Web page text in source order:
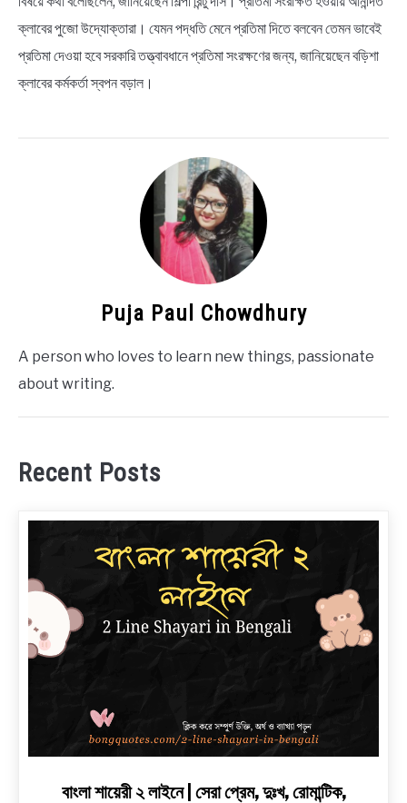
ক্লাবের পুজো উদ্যোক্তারা। যেমন পদ্ধতি মেনে প্রতিমা দিতে বলবেন তেমন ভাবেই
প্রতিমা দেওয়া হবে সরকারি তত্ত্বাবধানে প্রতিমা সংরক্ষণের জন্য, জানিয়েছেন বড়িশা
ক্লাবের কর্মকর্তা স্বপন বড়াল।
Puja Paul Chowdhury
A person who loves to learn new things, passionate
about writing.
Recent Posts
বাংলা শায়েরী ২ লাইনে | সেরা প্রেম, দুঃখ, রোমান্টিক,